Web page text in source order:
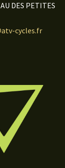
DES PETITES
cycles.fr